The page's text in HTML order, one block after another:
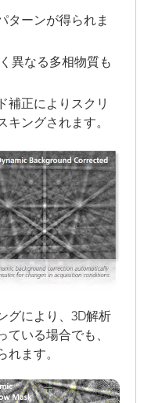
ターンが得られま
異なる多相物質も
補正によりスクリ
ングされます。
グにより、3D解析
いる場合でも、
ます。